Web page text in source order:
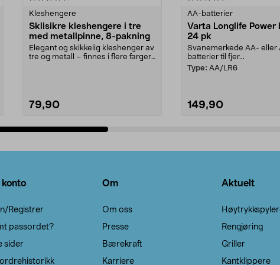
Kleshengere
Sklisikre kleshengere i tre
med metallpinne, 8-pakning
Elegant og skikkelig kleshenger av
tre og metall – finnes i flere farger.
79,90
AA-batterier
Varta Longlife Power
24 pk
Svanemerkede AA- eller
batterier til fjer...
Type: AA/LR6
149,90
konto
Registrer
passordet?
sider
Om
Om oss
Presse
Bærekraft
Karriere
Aktuelt
Rengjøring
Griller
Kantklippere